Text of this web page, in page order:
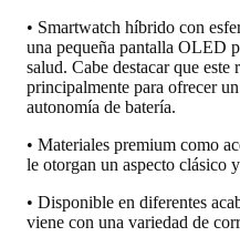
• Smartwatch híbrido con
una pequeña pantalla OLED
salud. Cabe destacar que
principalmente para ofrecer
autonomía de batería.
• Materiales premium como
le otorgan un aspecto clásico
• Disponible en diferentes
viene con una variedad de